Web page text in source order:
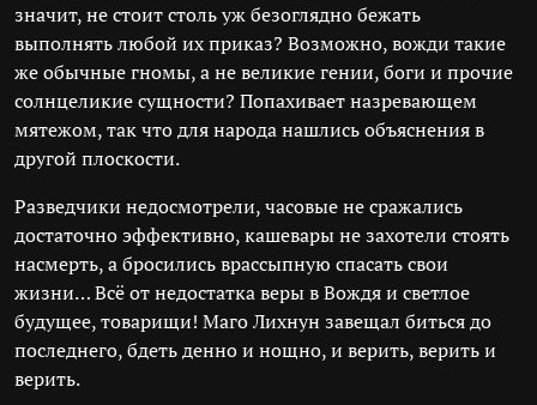
значит, не стоит столь уж безоглядно бежать
выполнять любой их приказ? Возможно, вожди такие
же обычные гномы, а не великие гении, боги и прочие
солнцеликие сущности? Попахивает назревающем
мятежом, так что для народа нашлись объяснения в
другой плоскости.
Разведчики недосмотрели, часовые не сражались
достаточно эффективно, кашевары не захотели стоять
насмерть, а бросились врассыпную спасать свои
жизни… Всё от недостатка веры в Вождя и светлое
будущее, товарищи! Маго Лихнун завещал биться до
последнего, бдеть денно и нощно, и верить, верить и
верить.